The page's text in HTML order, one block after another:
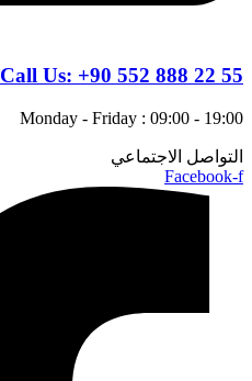
Call Us: +90 552 888 22 55
Monday - Friday : 09:00 - 19:00
التواصل الاجتماعي
Facebook-f